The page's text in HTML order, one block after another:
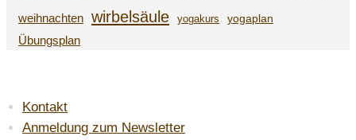
weihnachten wirbelsäule yogakurs yogaplan
Übungsplan
Kontakt
Anmeldung zum Newsletter